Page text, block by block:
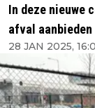
In deze nieuwe
afval aanbieden
28 JAN 2025,